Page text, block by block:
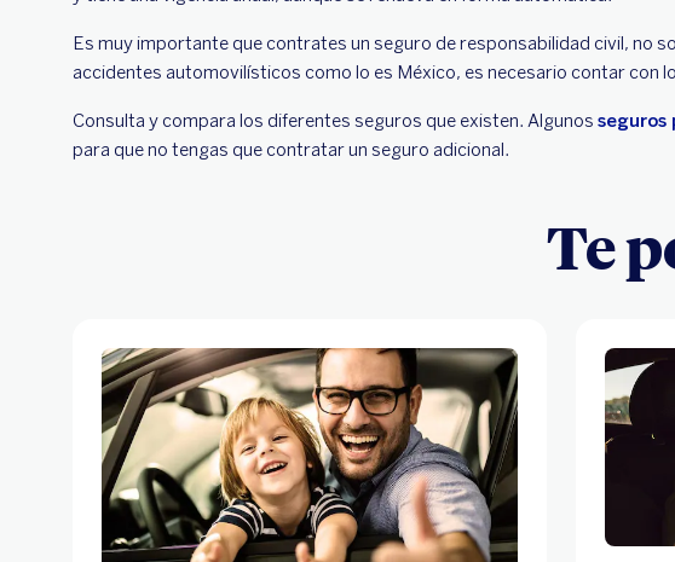
Es muy importante que contrates un seguro de responsabilidad civil, no
accidentes automovilísticos como lo es México, es necesario contar con
Consulta y compara los diferentes seguros que existen. Algunos seguros
para que no tengas que contratar un seguro adicional.
Te